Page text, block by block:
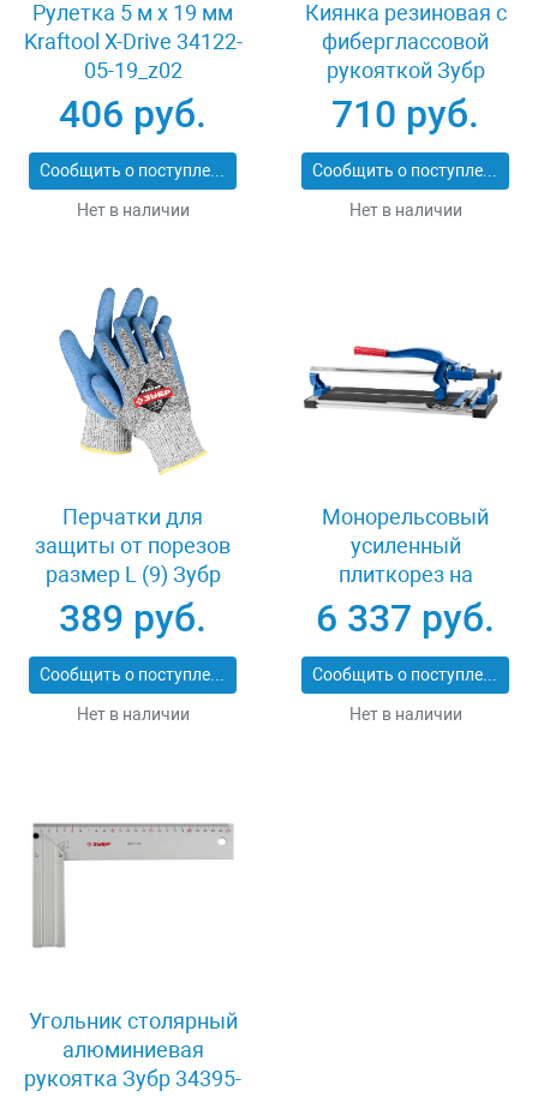
Рулетка 5 м x 19 мм
Kraftool X-Drive 34122-
05-19_z02
406 руб.
Сообщить о поступлении
Нет в наличии
Киянка резиновая с
фиберглассовой
рукояткой Зубр
ПРОФИ 20531-
450_z02
710 руб.
Сообщить о поступлении
Нет в наличии
Перчатки для
защиты от порезов
размер L (9) Зубр
11277-L
389 руб.
Сообщить о поступлении
Нет в наличии
Монорельсовый
усиленный
плиткорез на
подшипниках 500 мм
Зубр ПРОФИ 33193-
50_z01
6 337 руб.
Сообщить о поступлении
Нет в наличии
Угольник столярный
алюминиевая
рукоятка Зубр 34395-